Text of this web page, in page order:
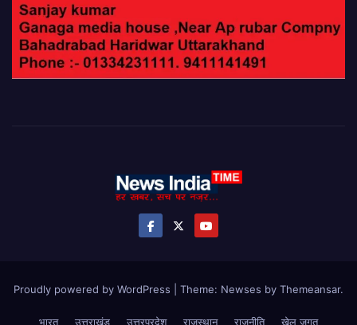
Proudly powered by WordPress Theme: Newses by Themeansar.
भारत उत्तराखंड उत्तरप्रदेश राजस्थान राजनीति खेल जगत